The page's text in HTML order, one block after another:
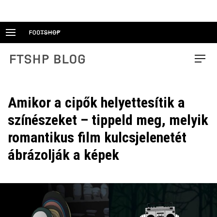
FTSHP blog Menu
Amikor a cipők helyettesítik a
színészeket – tippeld meg, melyik
romantikus film kulcsjelenetét
ábrázolják a képek